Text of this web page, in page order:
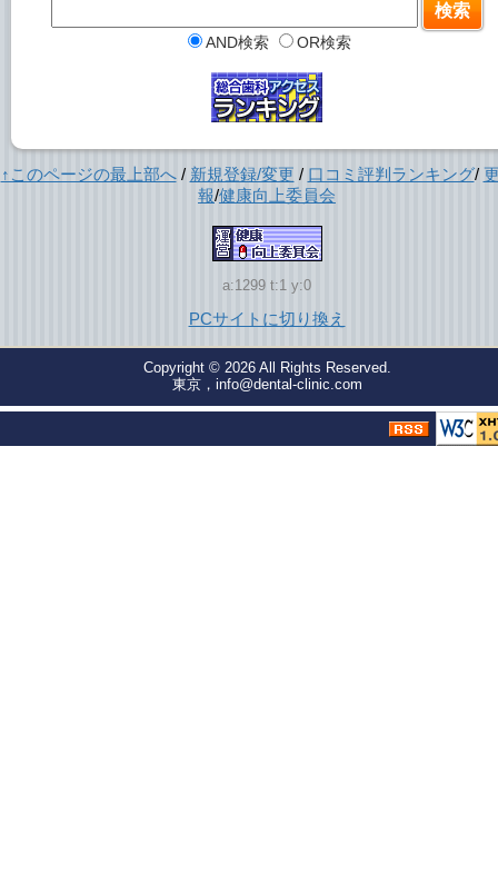
AND検索 OR検索
↑このページの最上部へ/ 新規登録/変更 / 口コミ評判ランキング/
報/健康向上委員会
a:1299 t:1 y:0
PCサイトに切り換え
Copyright © 2026 All Rights Reserved.
東京，info@dental-clinic.com